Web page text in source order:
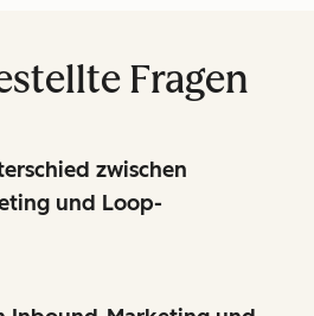
Fragen
zwischen
und Loop-